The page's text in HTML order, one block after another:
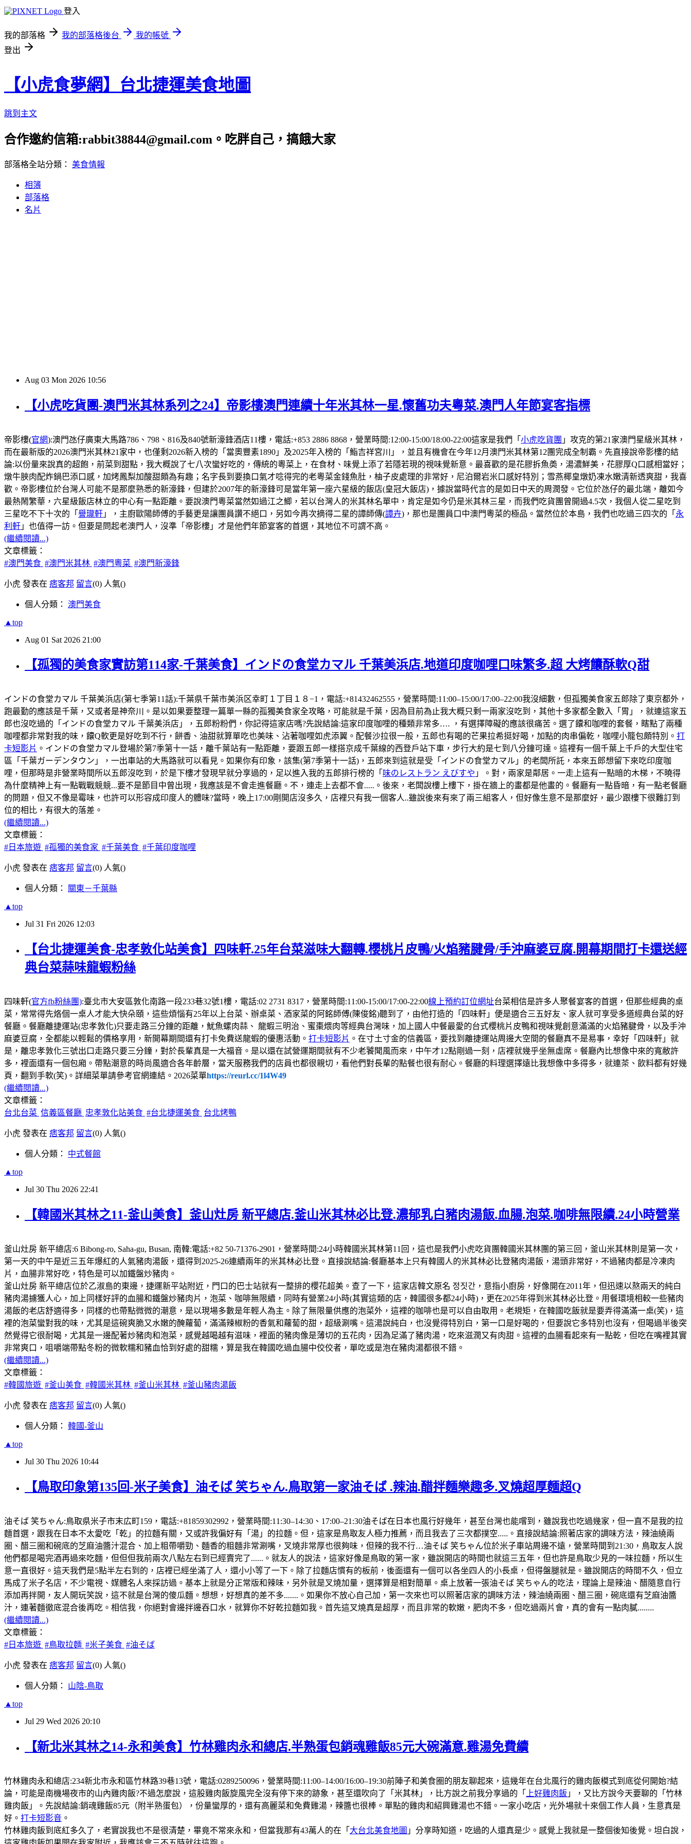
登入
我的部落格 我的部落格後台
我的帳號
登出
【小虎食夢網】台北捷運美食地圖
跳到主文
合作邀約信箱:rabbit38844@gmail.com。吃胖自己，搞餓大家
部落格全站分類： 美食情報
相簿
部落格
名片
Aug 03 Mon 2026 10:56
【小虎吃貨團-澳門米其林系列之24】帝影樓澳門連續十年米其林一星.懷舊功夫粵菜.澳門人年節宴客指標
帝影樓(官網):澳門氹仔廣東大馬路786、798、816及840號新濠鋒酒店11樓，電話:+853 2886 8868，營業時間:12:00-15:00/18:00-22:00這家是我們「 小虎吃貨團 」攻克的第21家澳門星級米其林，
而在最新版的2026澳門米其林21家中，也僅剩2026新入榜的「當奧豐素1890」及2025年入榜的「鮨吉祥宮川」，並且有機會在今年12月澳門米其林第12團完成全制霸。先直接說帝影樓的結
論:以份量來說真的超飽，前菜到甜點，我大概說了七八次蠻好吃的，傳統的粵菜上，在食材、味覺上添了若隱若現的視味覺新意。最喜歡的是花膠拆魚𡙡，湯濃鮮美，花膠厚Q口感相當好；
燉牛脥肉配炸鍋巴添口感，加烤鳳梨加酸甜頗為有趣；名字長到要換口氣才唸得完的老粵菜金錢魚肚，柚子皮處理的非常好，尼泊爾岩米口感好特別；雪燕椰皇燉奶凍水嫩清新透爽甜，我喜
歡。帝影樓位於台灣人可能不是那麼熟悉的新濠鋒，但建於2007年的新濠鋒可是當年第一座六星級的飯店(皇冠大飯店)，據說當時代言的是如日中天的周潤發。它位於氹仔的最北端，離如今
最熱鬧繁華，六星級飯店林立的中心有一點距離。要說澳門粵菜當然如過江之鯽，若以台灣人的米其林名單中，肯定是如今仍是米其林三星，而我們吃貨團曾開過4.5次，我個人從二星吃到
三星吃不下十次的「 譽瓏軒 」，主廚歐陽師傅的手藝更是讓團員讚不絕口，另如今再次摘得二星的譚師傳(譚卉)，那也是團員口中澳門粵菜的極品。當然位於本島，我們也吃過三四次的「 永
利軒 」也值得一訪。但要是問起老澳門人，沒準「帝影樓」才是他們年節宴客的首選，其地位不可謂不高。
(繼續閱讀...)
文章標籤：
#澳門美食 #澳門米其林 #澳門粵菜 #澳門新濠鋒
小虎 發表在 痞客邦 留言(0) 人氣()
個人分類： 澳門美食
▲top
Aug 01 Sat 2026 21:00
【孤獨的美食家實訪第114家-千葉美食】インドの食堂カマル 千葉美浜店.地道印度咖哩口味繁多.超 大烤饢酥軟Q甜
インドの食堂カマル 千葉美浜店(第七季第11話):千葉県千葉市美浜区幸町１丁目１８−1，電話:+81432462555，營業時間:11:00–15:00/17:00–22:00我沒細數，但孤獨美食家五郎除了東京都外，
跑最勤的應該是千葉，又或者是神奈川。是以如果要整理一篇單一縣的孤獨美食家全攻略，可能就是千葉，因為目前為止我大概只剩一兩家沒吃到，其他十多家都全數入「胃」，就連這家五
郎也沒吃過的「インドの食堂カマル 千葉美浜店」，五郎粉粉們，你記得這家店嗎?先說結論:這家印度咖哩的種類非常多…. ，有選擇障礙的應該很痛苦。選了饢和咖哩的套餐，瞎點了兩種
咖哩都非常對我的味，饢Q軟更是好吃到不行，餅香、油甜就算單吃也美味、沾著咖哩如虎添翼。配餐沙拉很一般，五郎也有喝的芒果拉希挺好喝，加點的肉串偏乾，咖哩小籠包頗特別。 打
卡短影片 。インドの食堂カマル登場於第7季第十一話，離千葉站有一點距離，要跟五郎一樣搭京成千葉線的西登戶站下車，步行大約是七到八分鐘可達。這裡有一個千葉上千戶的大型住宅
區「千葉ガーデンタウン」，一出車站的大馬路就可以看見。如果你有印象，該集(第7季第十一話)，五郎來到這就是受「インドの食堂カマル」的老闆所託，本來五郎想留下來吃印度咖
哩，但那時是非營業時間所以五郎沒吃到，於是下樓才發現早就分享過的，足以進入我的五郎排行榜的「 味のレストラン えびすや 」。對，兩家是鄰居。一走上這有一點暗的木梯，不曉得
為什麼精神上有一點戰戰競競...要不是節目中曾出現，我應該是不會走進餐廳。不，連走上去都不會.....。後來，老闆說樓上樓下，掛在牆上的畫都是他畫的。餐廳有一點昏暗，有一點老餐廳
的問題，但又不像是霉味，也許可以形容成印度人的體味?當時，晚上17:00剛開店沒多久，店裡只有我一個客人..雖說後來有來了兩三組客人，但好像生意不是那麼好，最少跟樓下很難訂到
位的相比，有很大的落差。
(繼續閱讀...)
文章標籤：
#日本旅遊 #孤獨的美食家 #千葉美食 #千葉印度咖哩
小虎 發表在 痞客邦 留言(0) 人氣()
個人分類： 關東－千葉縣
▲top
Jul 31 Fri 2026 12:03
【台北捷運美食-忠孝敦化站美食】四味軒.25年台菜滋味大翻轉.櫻桃片皮鴨/火焰豬腱骨/手沖麻婆豆腐.開幕期間打卡還送經
典台菜蒜味龍蝦粉絲
四味軒(官方fb粉絲團):臺北市大安區敦化南路一段233巷32號1樓，電話:02 2731 8317，營業時間:11:00-15:00/17:00-22:00線上預約訂位網址台菜相信是許多人聚餐宴客的首選，但那些經典的桌
菜，常常得先烙個一桌人才能大快朵頤，這些煩惱有25年以上台菜、辦桌菜、酒家菜的阿銘師傅(陳俊銘)聽到了，由他打造的「四味軒」便是適合三五好友、家人就可享受多道經典台菜的好
餐廳。餐廳離捷運站(忠孝敦化)只要走路三分鐘的距離，魷魚螺肉蒜、 龍蝦三明治、蜜棗煨肉等經典台灣味，加上國人中餐最愛的台式櫻桃片皮鴨和視味覺創意滿滿的火焰豬腱骨，以及手沖
麻婆豆腐，全都能以輕鬆的價格享用，新開幕期間還有打卡免費送龍蝦的優惠活動。 打卡短影片 。在寸土寸金的信義區，要找到離捷運站周邊大空間的餐廳真不是易事，幸好「四味軒」就
是，離忠孝敦化三號出口走路只要三分鐘，對於長輩真是一大福音。是以還在試營運期間就有不少老饕聞風而來，中午才12點剛過一刻，店裡就幾乎坐無虛席。餐廳內比想像中來的寬敝許
多，裡面還有一個包廂。帶點潮意的時尚風適合各年齡層，當天服務我們的店員也都很親切，看他們對長輩的點餐也很有耐心。餐廳的料理選擇遠比我想像中多得多，就連茶、飲料都有好幾
頁，翻到手軟(笑)。詳細菜單請參考官網連結。2026菜單https://reurl.cc/1l4W49
(繼續閱讀...)
文章標籤：
台北台菜 信義區餐廳 忠孝敦化站美食 #台北捷運美食 台北烤鴨
小虎 發表在 痞客邦 留言(0) 人氣()
個人分類： 中式餐館
▲top
Jul 30 Thu 2026 22:41
【韓國米其林之11-釜山美食】釜山灶房 新平總店.釜山米其林必比登.濃郁乳白豬肉湯飯.血腸.泡菜.咖啡無限續.24小時營業
釜山灶房 新平總店:6 Bibong-ro, Saha-gu, Busan, 南韓:電話:+82 50-71376-2901，營業時間:24小時韓國米其林第11回，這也是我們小虎吃貨團韓國米其林團的第三回，釜山米其林則是第一次，
第一天的中午是近三五年爆紅的人氣豬肉湯飯，還得到2025-26連續兩年的米其林必比登。直接說結論:餐廳基本上只有韓國人的米其林必比登豬肉湯飯，湯頭非常好，不過豬肉都是冷凍肉
片，血腸非常好吃，特色是可以加鐵盤炒豬肉。
釜山灶房 新平總店位於乙淑島的東邊，捷運新平站附近，門口的巴士站就有一整排的櫻花超美。查了一下，這家店韓文原名 정짓간，意指小廚房，好像開在2011年，但迅速以熬兩天的純白
豬肉湯擄獲人心，加上同樣好評的血腸和鐵盤炒豬肉片，泡菜、咖啡無限續，同時有營業24小時(其實這類的店，韓國很多都24小時)，更在2025年得到米其林必比登。用餐環境相較一些豬肉
湯飯的老店舒適得多，同樣的也帶點微微的潮意，是以現場多數是年輕人為主。除了無限量供應的泡菜外，這裡的咖啡也是可以自由取用。老規矩，在韓國吃飯就是要弄得滿滿一桌(笑)，這
裡的泡菜蠻對我的味，尤其是這碗爽脆又水嫩的醃蘿蔔，滿滿辣椒粉的香氣和蘿蔔的甜，超級涮嘴。這湯說純白，也沒覺得特別白，第一口是好喝的，但要說它多特別也沒有，但喝過半後突
然覺得它很耐喝，尤其是一邊配著炒豬肉和泡菜，感覺越喝越有滋味，裡面的豬肉像是薄切的五花肉，因為足滿了豬肉湯，吃來滋潤又有肉甜。這裡的血腸看起來有一點乾，但吃在嘴裡其實
非常爽口，咀嚼端帶點冬粉的微軟糯和豬血恰到好處的甜糯，算是我在韓國吃過血腸中佼佼者，單吃或是泡在豬肉湯都很不錯。
(繼續閱讀...)
文章標籤：
#韓國旅遊 #釜山美食 #韓國米其林 #釜山米其林 #釜山豬肉湯飯
小虎 發表在 痞客邦 留言(0) 人氣()
個人分類： 韓國-釜山
▲top
Jul 30 Thu 2026 10:44
【鳥取印象第135回-米子美食】油そば 笑ちゃん.鳥取第一家油そば .辣油.醋拌麵樂趣多.叉燒超厚麵超Q
油そば 笑ちゃん:鳥取県米子市末広町159，電話:+81859302992，營業時間:11:30–14:30、17:00–21:30油そば在日本也風行好幾年，甚至台灣也能嚐到，雖說我也吃過幾家，但一直不是我的拉
麵首選，跟我在日本不太愛吃「乾」的拉麵有關，又或許我偏好有「湯」的拉麵。但，這家是鳥取友人極力推薦，而且我去了三次都撲空.....。直接說結論:照著店家的調味方法，辣油繞兩
圈、醋三圈和碗底的芝麻油醬汁混合、加上粗帶嚼勁、麵香的粗麵非常涮嘴，叉燒非常厚也很夠味，但辣的我不行…油そば 笑ちゃん位於米子車站周邊不遠，營業時間到21:30，鳥取友人說
他們都是喝完酒再過來吃麵，但但但我前兩次八點左右到已經賣完了......。就友人的說法，這家好像是鳥取的第一家，雖說開店的時間也就這三五年，但也許是鳥取少見的一味拉麵，所以生
意一直很好。這天我們是5點半左右到的，店裡已經坐滿了人，還小小等了一下。除了拉麵店慣有的板前，後面還有一個可以各坐四人的小長桌，但得盤腿就是。雖說開店的時間不久，但立
馬成了米子名店，不少電視、媒體名人來採訪過。基本上就是分正常版和辣味，另外就是叉燒加量，選擇算是相對簡單。桌上放著一張油そば 笑ちゃん的吃法，理論上是辣油、醋隨意自行
添加再拌開，友人開玩笑說，這不就是台灣的傻瓜麵。想想，好想真的差不多.......。如果你不放心自己加，第一次來也可以照著店家的調味方法，辣油繞兩圈、醋三圈，碗底還有芝麻油醬
汁，連著麵徹底混合後再吃。相信我，你絕對會邊拌邊吞口水，就算你不好乾拉麵如我。首先這叉燒真是超厚，而且非常的軟嫩，肥肉不多，但吃過兩片會，真的會有一點肉膩........
(繼續閱讀...)
文章標籤：
#日本旅遊 #鳥取拉麵 #米子美食 #油そば
小虎 發表在 痞客邦 留言(0) 人氣()
個人分類： 山陰-鳥取
▲top
Jul 29 Wed 2026 20:10
【新北米其林之14-永和美食】竹林雞肉永和總店.半熟蛋包銷魂雞飯85元大碗滿意.雞湯免費續
竹林雞肉永和總店:234新北市永和區竹林路39巷13號，電話:0289250096，營業時間:11:00–14:00/16:00–19:30前陣子和美食圈的朋友聊起來，這幾年在台北風行的雞肉飯模式到底從何開始?結
論，可能是南機場夜市的山內雞肉飯?不過怎麼說，這股雞肉飯旋風完全沒有停下來的跡象，甚至還吹向了「米其林」，比方說之前我分享過的「
上好雞肉飯 」，又比方說今天要聊的「竹林
雞肉飯」。先說結論:銷魂雞飯85元（附半熟蛋包），份量蠻厚的，還有高麗菜和免費雞湯，辣醬也很棒。單點的雞肉和紹興雞湯也不錯。一家小吃店，光外場就十來個工作人員，生意真是
好。 打卡短影音 。
竹林雞肉飯到底紅多久了，老實說我也不是很清楚，畢竟不常來永和，但當我那有43萬人的在「 大台北美食地圖 」分享時知道，吃過的人還真是少。感覺上我就是一整個後知後覺。坦白說，